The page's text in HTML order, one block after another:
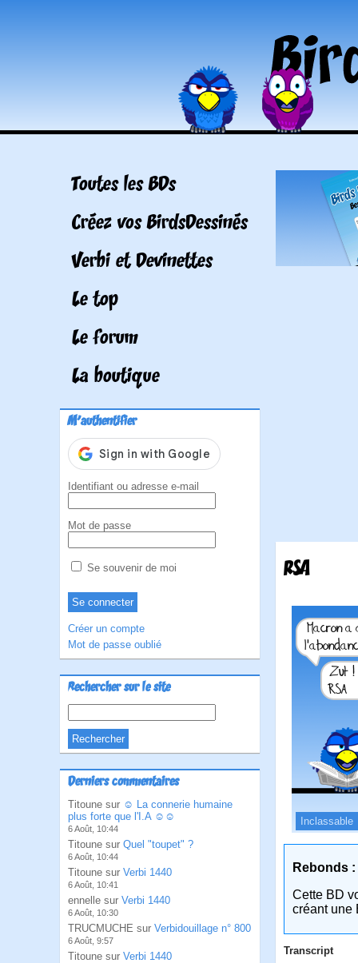
Toutes les BDs
Créez vos BirdsDessinés
Verbi et Devinettes
Le top
Le forum
La boutique
M'authentifier
Identifiant ou adresse e-mail
Mot de passe
Se souvenir de moi
Créer un compte
Mot de passe oublié
Rechercher sur le site
Derniers commentaires
Titoune sur ☺ La connerie humaine
plus forte que l'I.A ☺☺
6 Août, 10:44
Titoune sur Quel "toupet" ?
6 Août, 10:44
Titoune sur Verbi 1440
6 Août, 10:41
ennelle sur Verbi 1440
6 Août, 10:30
TRUCMUCHE sur Verbidouillage n° 800
6 Août, 9:57
Titoune sur Verbi 1440
RSA
Inclassable
Rebonds :
Cette BD
créant une
Transcript